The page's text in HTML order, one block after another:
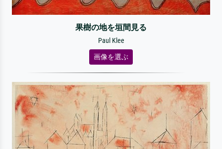
果樹の地を垣間見る
Paul Klee
画像を選ぶ